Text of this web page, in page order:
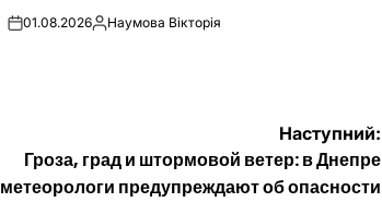
on01.08.2026Опубліковано
Наумова Вікторія
Наступний:
Гроза, град и штормовой ветер: в Днепре
метеорологи предупреждают об опасности